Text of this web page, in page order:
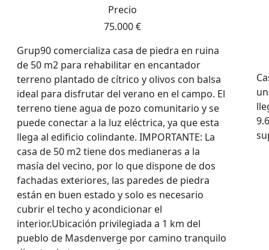
Precio
75.000 €
Grup90 comercializa casa de piedra en ruina
de 50 m2 para rehabilitar en encantador
terreno plantado de cítrico y olivos con balsa
ideal para disfrutar del verano en el campo. El
terreno tiene agua de pozo comunitario y se
puede conectar a la luz eléctrica, ya que esta
llega al edificio colindante. IMPORTANTE: La
casa de 50 m2 tiene dos medianeras a la
masía del vecino, por lo que dispone de dos
fachadas exteriores, las paredes de piedra
están en buen estado y solo es necesario
cubrir el techo y acondicionar el
interior.Ubicación privilegiada a 1 km del
pueblo de Masdenverge por camino tranquilo